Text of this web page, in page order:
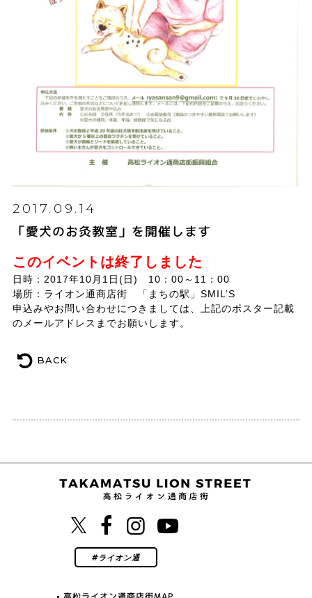
2017.09.14
「愛犬のお灸教室」を開催します
このイベントは終了しました
日時：2017年10月1日(日) 10：00～11：00
場所：ライオン通商店街 「まちの駅」SMIL’S
申込みやお問い合わせにつきましては、上記のポスター記載
のメールアドレスまでお願いします。
BACK